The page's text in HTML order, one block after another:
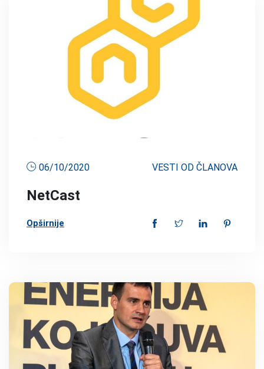
06/10/2020 VESTI OD ČLANOVA
NetCast
Opširnije